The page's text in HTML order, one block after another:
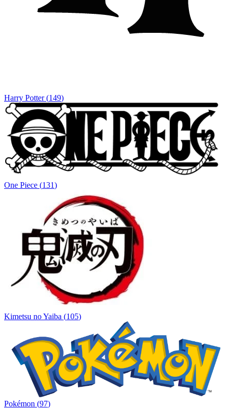
Harry Potter (149)
One Piece (131)
Kimetsu no Yaiba (105)
Pokémon (97)